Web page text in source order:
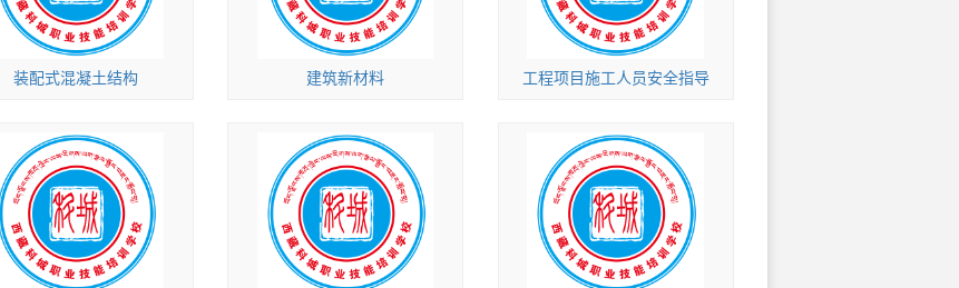
装配式混凝土结构 建筑新材料 工程项目施工人员安全指导